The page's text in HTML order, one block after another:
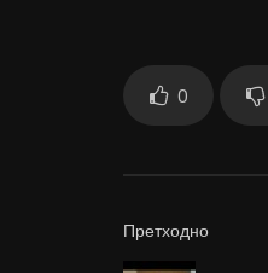
0
Претходно